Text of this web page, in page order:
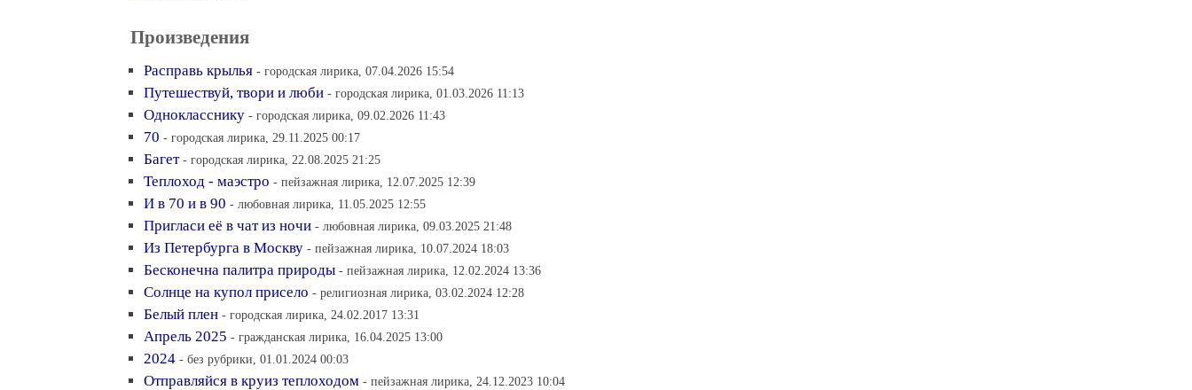
Произведения
Расправь крылья - городская лирика, 07.04.2026 15:54
Путешествуй, твори и люби - городская лирика, 01.03.2026 11:13
Однокласснику - городская лирика, 09.02.2026 11:43
70 - городская лирика, 29.11.2025 00:17
Багет - городская лирика, 22.08.2025 21:25
Теплоход - маэстро - пейзажная лирика, 12.07.2025 12:39
И в 70 и в 90 - любовная лирика, 11.05.2025 12:55
Пригласи её в чат из ночи - любовная лирика, 09.03.2025 21:48
Из Петербурга в Москву - пейзажная лирика, 10.07.2024 18:03
Бесконечна палитра природы - пейзажная лирика, 12.02.2024 13:36
Солнце на купол присело - религиозная лирика, 03.02.2024 12:28
Белый плен - городская лирика, 24.02.2017 13:31
Апрель 2025 - гражданская лирика, 16.04.2025 13:00
2024 - без рубрики, 01.01.2024 00:03
Отправляйся в круиз теплоходом - пейзажная лирика, 24.12.2023 10:04